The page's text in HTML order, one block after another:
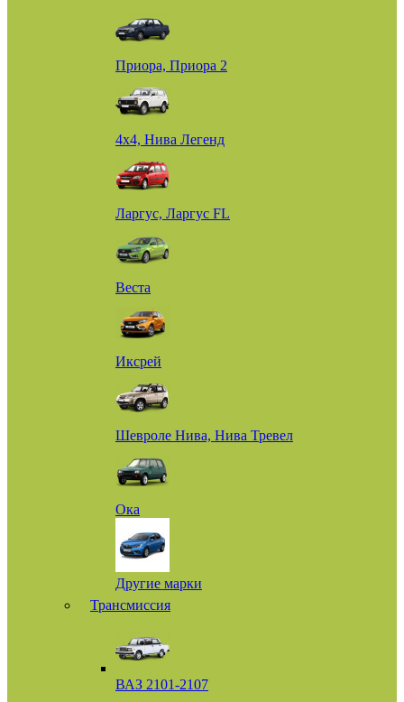
Приора, Приора 2
4х4, Нива Легенд
Ларгус, Ларгус FL
Веста
Иксрей
Шевроле Нива, Нива Тревел
Ока
Другие марки
Трансмиссия
ВАЗ 2101-2107